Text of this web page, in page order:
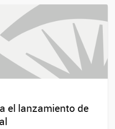
el lanzamiento de